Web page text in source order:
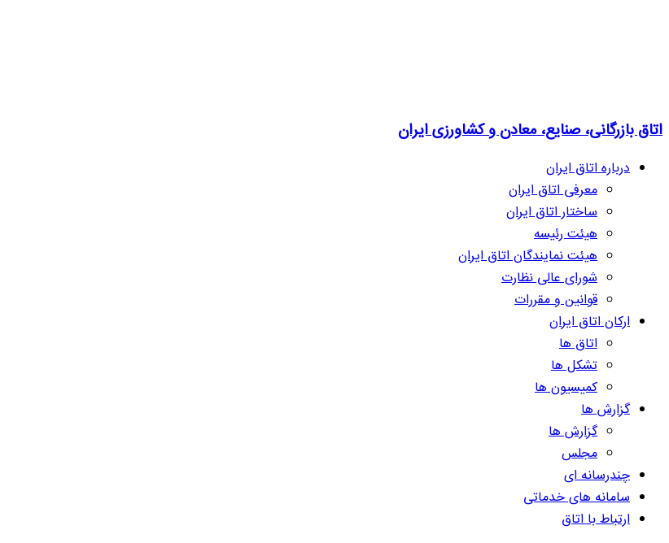
اتاق بازرگانی، صنایع، معادن و کشاورزی ایران
درباره اتاق ایران
معرفی اتاق ایران
ساختار اتاق ایران
هیئت رئیسه
هیئت نمایندگان اتاق ایران
شورای عالی نظارت
قوانین و مقررات
ارکان اتاق ایران
اتاق ها
تشکل ها
کمیسیون ها
گزارش ها
گزارش ها
مجلس
چندرسانه ای
سامانه های خدماتی
ارتباط با اتاق